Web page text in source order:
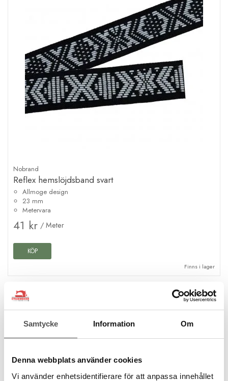
Samtycke Information Om
Denna webbplats använder cookies
Vi använder enhetsidentifierare för att anpassa innehållet
Nobrand
Reflex hemslöjdsband svart
Allmoge design
23 mm
Metervara
41 kr / Meter
KÖP
Finns i lager